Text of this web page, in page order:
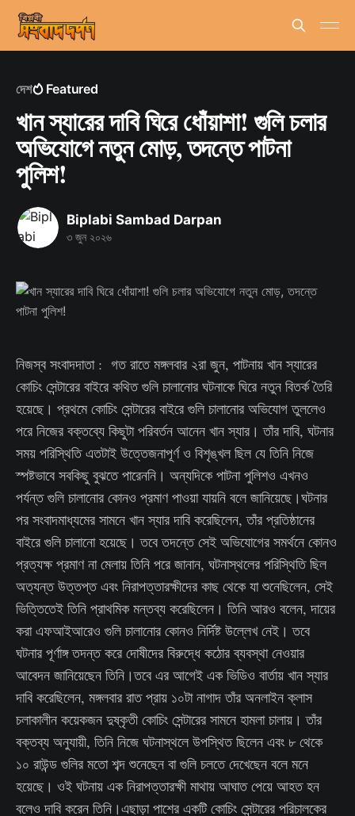
দেশ Featured
খান স্যারের দাবি ঘিরে ধোঁয়াশা! গুলি চলার
অভিযোগে নতুন মোড়, তদন্তে পাটনা
পুলিশ!
Biplabi Sambad Darpan
৩ জুন ২০২৬
নিজস্ব সংবাদদাতা : গত রাতে মঙ্গলবার ২রা জুন, পাটনায় খান স্যারের
কোচিং সেন্টারের বাইরে কথিত গুলি চালানোর ঘটনাকে ঘিরে নতুন বিতর্ক তৈরি
হয়েছে। প্রথমে কোচিং সেন্টারের বাইরে গুলি চালানোর অভিযোগ তুললেও
পরে নিজের বক্তব্যে কিছুটা পরিবর্তন আনেন খান স্যার। তাঁর দাবি, ঘটনার
সময় পরিস্থিতি এতটাই উত্তেজনাপূর্ণ ও বিশৃঙ্খল ছিল যে তিনি নিজে
স্পষ্টভাবে সবকিছু বুঝতে পারেননি। অন্যদিকে পাটনা পুলিশও এখনও
পর্যন্ত গুলি চালানোর কোনও প্রমাণ পাওয়া যায়নি বলে জানিয়েছে।ঘটনার
পর সংবাদমাধ্যমের সামনে খান স্যার দাবি করেছিলেন, তাঁর প্রতিষ্ঠানের
বাইরে গুলি চালানো হয়েছে। তবে তদন্তে সেই অভিযোগের সমর্থনে কোনও
প্রত্যক্ষ প্রমাণ না মেলায় তিনি পরে জানান, ঘটনাস্থলের পরিস্থিতি ছিল
অত্যন্ত উত্তপ্ত এবং নিরাপত্তারক্ষীদের কাছ থেকে যা শুনেছিলেন, সেই
ভিত্তিতেই তিনি প্রাথমিক মন্তব্য করেছিলেন। তিনি আরও বলেন, দায়ের
করা এফআইআরেও গুলি চালানোর কোনও নির্দিষ্ট উল্লেখ নেই। তবে
ঘটনার পূর্ণাঙ্গ তদন্ত করে দোষীদের বিরুদ্ধে কঠোর ব্যবস্থা নেওয়ার
আবেদন জানিয়েছেন তিনি।তবে এর আগেই এক ভিডিও বার্তায় খান স্যার
দাবি করেছিলেন, মঙ্গলবার রাত প্রায় ১০টা নাগাদ তাঁর অনলাইন ক্লাস
চলাকালীন কয়েকজন দুষ্কৃতী কোচিং সেন্টারের সামনে হামলা চালায়। তাঁর
বক্তব্য অনুযায়ী, তিনি নিজে ঘটনাস্থলে উপস্থিত ছিলেন এবং ৮ থেকে
১০ রাউন্ড গুলির মতো শব্দ শুনেছেন বা গুলি চলতে দেখেছেন বলে মনে
হয়েছে। ওই ঘটনায় এক নিরাপত্তারক্ষী মাথায় আঘাত পেয়ে আহত হন
বলেও দাবি করেন তিনি।এছাড়া পাশের একটি কোচিং সেন্টারের পরিচালকের